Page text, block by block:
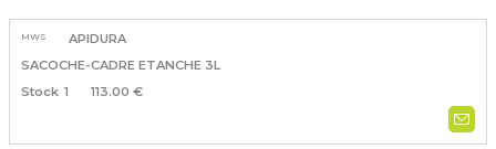
MWS
APIDURA
SACOCHE-CADRE ETANCHE 3L
1
113.00 €